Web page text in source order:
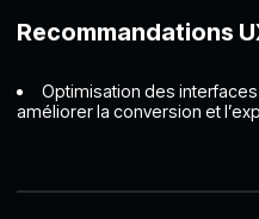
Recommandations
Optimisation des
améliorer la conversion et